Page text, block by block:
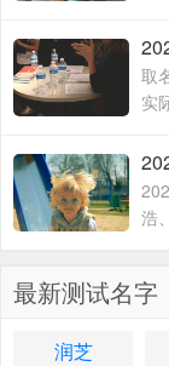
桐
武
取
实
文
着
浩
天
最新测试名字
润芝